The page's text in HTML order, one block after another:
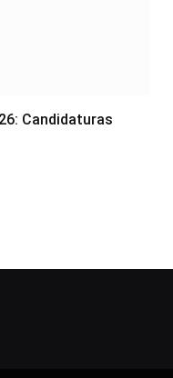
Candidaturas